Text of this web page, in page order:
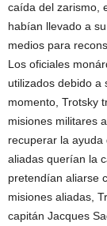
caída del zarismo,
habían llevado a
medios para
Los oficiales
utilizados debido a
momento, Trotsky
misiones militares
recuperar la ayuda
aliadas querían la
pretendían aliarse
misiones aliadas,
capitán Jacques